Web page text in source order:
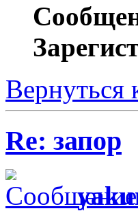
Вернуться
Re: запор